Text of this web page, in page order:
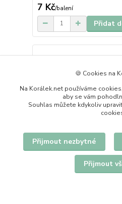
7 Kč/balení
Přidat
🍪 Cookies na
Na Korálek.net používáme
aby se vám
Souhlas můžete kdykoliv
Přijmout nezbytné
Přijmout